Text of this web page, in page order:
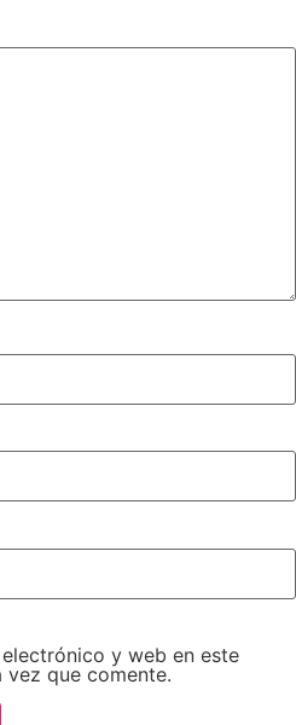
y web en este
que comente.